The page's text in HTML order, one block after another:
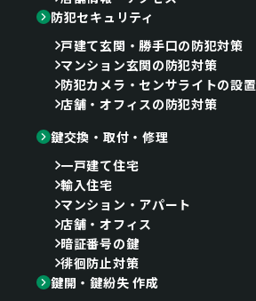
防犯セキュリティ
戸建て玄関・勝手口の防犯対策
マンション玄関の防犯対策
防犯カメラ・センサライトの設置
店舗・オフィスの防犯対策
鍵交換・取付・修理
一戸建て住宅
輸入住宅
マンション・アパート
店舗・オフィス
暗証番号の鍵
徘徊防止対策
鍵開・鍵紛失 作成